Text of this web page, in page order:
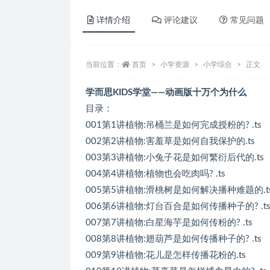
详情介绍 评论建议 常见问题
当前位置： 首页 小学资源 小学综合 正文
学而思KIDS学堂——动画版十万个为什么
目录：
001第1讲植物:吊桶兰是如何完成授粉的? .ts
002第2讲植物:害羞草是如何自我保护的.ts
003第3讲植物:小兔子花是如何繁衍后代的.ts
004第4讲植物:植物也会吃肉吗? .ts
005第5讲植物:滑桃树是如何解决播种难题的
006第6讲植物:灯台百合是如何传播种子的? .ts
007第7讲植物:白星海芋是如何传粉的? .ts
008第8讲植物:翅葫芦是如何传播种子的? .ts
009第9讲植物:花儿是怎样传播花粉的.ts